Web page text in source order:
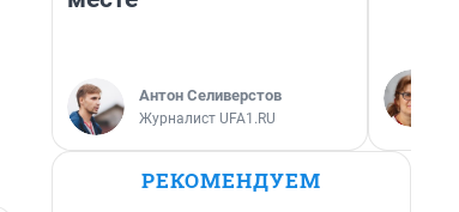
Антон Селиверстов
Журналист UFA1.RU
РЕКОМЕНДУЕМ